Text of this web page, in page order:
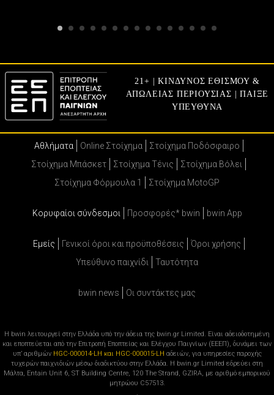
21+ | ΚΙΝΔΥΝΟΣ ΕΘΙΣΜΟΥ &
ΑΠΩΛΕΙΑΣ ΠΕΡΙΟΥΣΙΑΣ | ΠΑΙΞΕ
ΥΠΕΥΘΥΝΑ
Αθλήματα Online Στοίχημα
Στοίχημα Ποδόσφαιρο
Στοίχημα Μπάσκετ
Στοίχημα Τένις
Στοίχημα Βόλει
Στοίχημα Φόρμουλα 1
Στοίχημα MotoGP
Κορυφαίοι σύνδεσμοι Προσφορές* bwin bwin App
Εμείς Γενικοί όροι και προϋποθέσεις
Όροι χρήσης
Υπεύθυνο παιχνίδι
Ταυτότητα
bwin news Oι συντάκτες μας
Η bwin λειτουργεί στην Ελλάδα υπό την άδεια της bwin.gr Limited. Είναι αδειοδοτημένη
και εποπτεύεται από την Επιτροπή Εποπτείας και Ελέγχου Παιγνίων (ΕΕΕΠ), δυνάμει των
υπ’ αριθμών HGC-000014-LH και HGC-000015-LH αδειών, για υπηρεσίες παροχής
τυχερών παιχνιδιών μέσω διαδικτύου στην Ελλάδα. Η bwin.gr Limited εδρεύει στη
Μάλτα, Entain Unit 6, ST Building Centre, 120 The Strand, GZIRA, με αριθμό εμπορικού
μητρώου C57513.
.